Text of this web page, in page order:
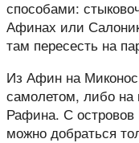
способами:
Афинах или
там пересесть на
Из Афин на
самолетом, либо на
Рафина. С островов
можно добраться